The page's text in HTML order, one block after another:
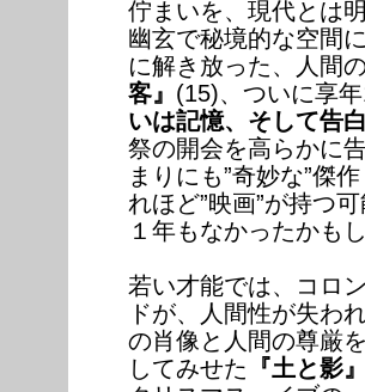
佇まいを、現代とは
幽玄で秘境的な空間
に解き放った、人間
客』 (15)、ついに享
いは記憶、そして告
祭の開会を高らかに
まりにも”奇妙な”傑作
れほど”映画”が持つ
１年もなかったかも
若い才能では、コロ
ドが、人間性が失わ
の肖像と人間の尊厳
してみせた 『土と影